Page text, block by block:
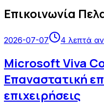
Επικοινωνία
2026-07-07 4 λεπτά
Microsoft Viva
Επαναστατική
επιχειρήσεις